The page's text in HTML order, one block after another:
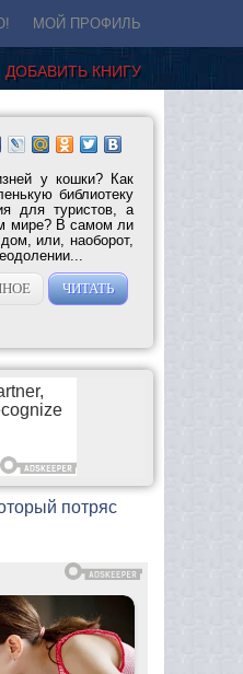
МОЙ ПРОФИЛЬ
ДОБАВИТЬ КНИГУ
у кошки? Как
библиотеку
для туристов, а
мире? В самом ли
или, наоборот,
ЧИТАТЬ
потряс